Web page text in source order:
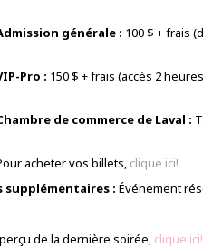
générale : 100 $ + frais
Pro : 150 $ + frais (accès 2
de commerce de Laval :
acheter vos billets, clique ici!
supplémentaires : Événement
de la dernière soirée, clique ici!